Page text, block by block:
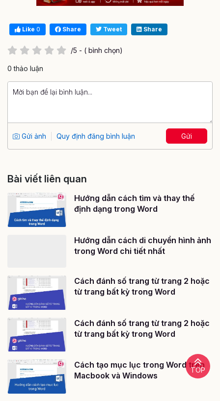
Like 0 Share Tweet Share
/5 - ( bình chọn)
0 thảo luận
Gửi ảnh Quy định đăng bình luận Gửi
Bài viết liên quan
Hướng dẫn cách tìm và thay thế
định dạng trong Word
Hướng dẫn cách di chuyển hình ảnh
trong Word chi tiết nhất
Cách đánh số trang từ trang 2 hoặc
từ trang bất kỳ trong Word
Cách đánh số trang từ trang 2 hoặc
từ trang bất kỳ trong Word
Cách tạo mục lục trong Word trên
Macbook và Windows
TOP